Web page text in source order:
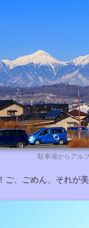
駐車場からアル
、ごめん、それが